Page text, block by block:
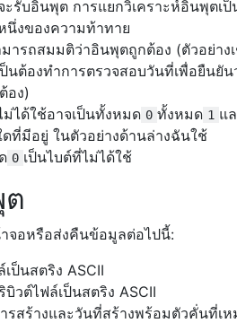
ะรับอินพุต การแยกวิเคราะห์อินพุตเ
นึ่งของความท้าทาย
ารถสมมติว่าอินพุตถูกต้อง (ตัวอย่า
ป็นต้องทำการตรวจสอบวันที่เพื่อยืนยั
อง)
ม่ได้ใช้อาจเป็นทั้งหมด 0 ทั้งหมด 1 แ
ดที่มีอยู่ ในตัวอย่างด้านล่างฉันใช้
0 เป็นไบต์ที่ไม่ได้ใช้
ต
จอหรือส่งคืนข้อมูลต่อไปนี้:
ป็นสตริง ASCII
บิวต์ไฟล์เป็นสตริง ASCII
ารสร้างและวันที่สร้างพร้อมตัวคั่นที่เ